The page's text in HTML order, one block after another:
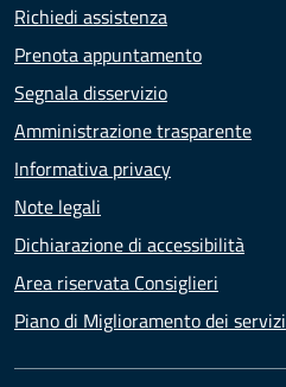
Richiedi assistenza
Prenota appuntamento
Segnala disservizio
Amministrazione trasparente
Informativa privacy
Note legali
Dichiarazione di accessibilità
Area riservata Consiglieri
Piano di Miglioramento dei servizi